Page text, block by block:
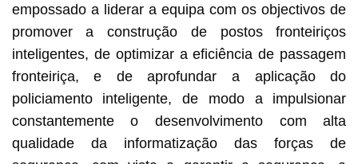
empossado a liderar a equipa com os objectivos de
promover a construção de postos fronteiriços
inteligentes, de optimizar a eficiência de passagem
fronteiriça, e de aprofundar a aplicação do
policiamento inteligente, de modo a impulsionar
constantemente o desenvolvimento com alta
qualidade da informatização das forças de